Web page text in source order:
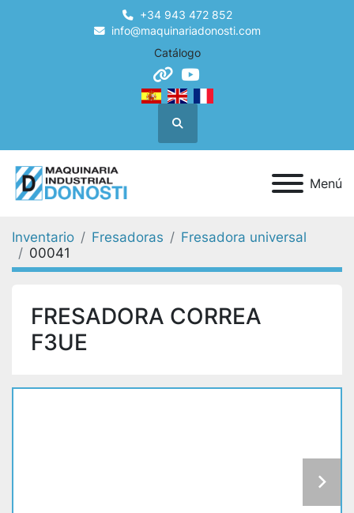
+34 943 472 852
info@maquinariadonosti.com
Catálogo
otheryoutube
Buscar
Menú
Inventario Fresadoras
Fresadora universal
00041
FRESADORA CORREA
F3UE